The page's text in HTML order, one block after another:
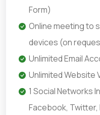
Form)
Online meeting to
devices (on
Unlimited Email
Unlimited Website
1 Social Networks
Facebook, Twitter,